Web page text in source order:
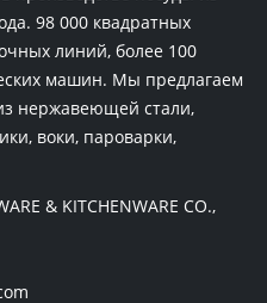
98 000 квадратных
линий, более 100
машин. Мы предлагаем
нержавеющей стали,
воки, пароварки,
& KITCHENWARE CO.,